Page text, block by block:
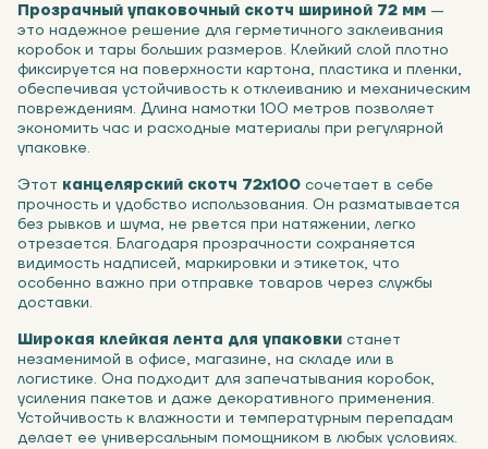
Прозрачный упаковочный скотч шириной 72 мм —
это надежное решение для герметичного заклеивания
коробок и тары больших размеров. Клейкий слой плотно
фиксируется на поверхности картона, пластика и пленки,
обеспечивая устойчивость к отклеиванию и механическим
повреждениям. Длина намотки 100 метров позволяет
экономить час и расходные материалы при регулярной
упаковке.
Этот канцелярский скотч 72х100 сочетает в себе
прочность и удобство использования. Он разматывается
без рывков и шума, не рвется при натяжении, легко
отрезается. Благодаря прозрачности сохраняется
видимость надписей, маркировки и этикеток, что
особенно важно при отправке товаров через службы
доставки.
Широкая клейкая лента для упаковки станет
незаменимой в офисе, магазине, на складе или в
логистике. Она подходит для запечатывания коробок,
усиления пакетов и даже декоративного применения.
Устойчивость к влажности и температурным перепадам
делает ее универсальным помощником в любых условиях.